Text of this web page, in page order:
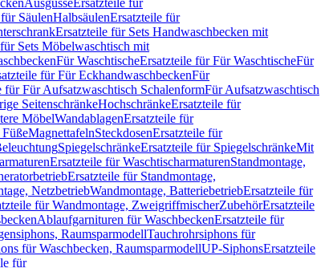
AusgüsseErsatzteile für
SäulenHalbsäulenErsatzteile für
Ersatzteile für Sets Handwaschbecken mit
Sets Möbelwaschtisch mit
Für WaschtischeErsatzteile für Für WaschtischeFür
für Für EckhandwaschbeckenFür
für Für Aufsatzwaschtisch SchalenformFür Aufsatzwaschtisch
SeitenschränkeHochschränkeErsatzteile für
MöbelWandablagenErsatzteile für
FüßeMagnettafelnSteckdosenErsatzteile für
SpiegelschränkeErsatzteile für SpiegelschränkeMit
Ersatzteile für WaschtischarmaturenStandmontage,
Ersatzteile für Standmontage,
NetzbetriebWandmontage, BatteriebetriebErsatzteile für
für Wandmontage, ZweigriffmischerZubehörErsatzteile
Ablaufgarnituren für WaschbeckenErsatzteile für
RaumsparmodellTauchrohrsiphons für
für Waschbecken, RaumsparmodellUP-SiphonsErsatzteile
für